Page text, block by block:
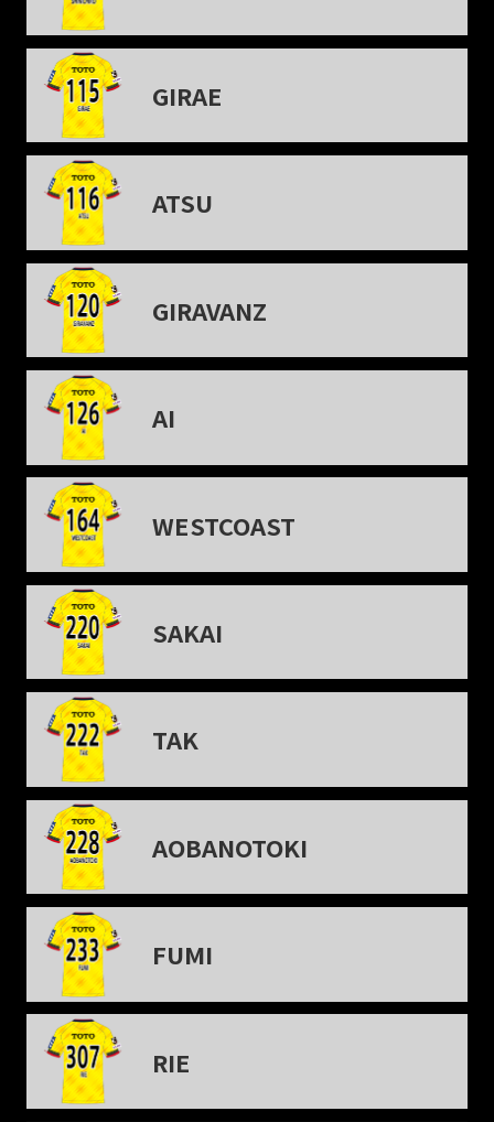
GIRAE
ATSU
GIRAVANZ
AI
WESTCOAST
SAKAI
TAK
AOBANOTOKI
FUMI
RIE